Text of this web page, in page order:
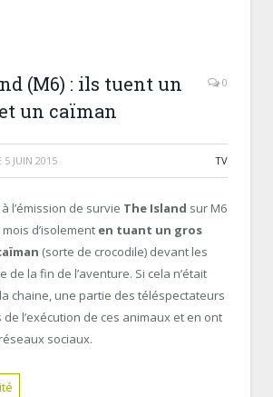
(M6) : ils tuent un
un caïman
0
5 JUIN 2015 TV
l’émission de survie The Island sur M6
d’isolement en tuant un gros
(sorte de crocodile) devant les
de la fin de l’aventure. Si cela n’était
chaine, une partie des téléspectateurs
l’exécution de ces animaux et en ont
sociaux.